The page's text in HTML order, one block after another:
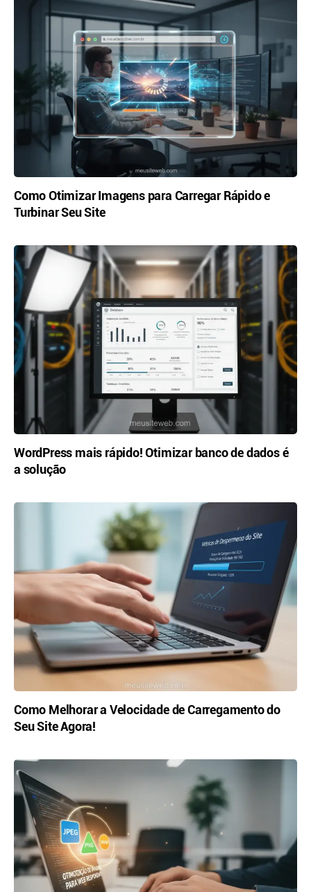
Como Otimizar Imagens para Carregar Rápido e
Turbinar Seu Site
WordPress mais rápido! Otimizar banco de dados é
a solução
Como Melhorar a Velocidade de Carregamento do
Seu Site Agora!